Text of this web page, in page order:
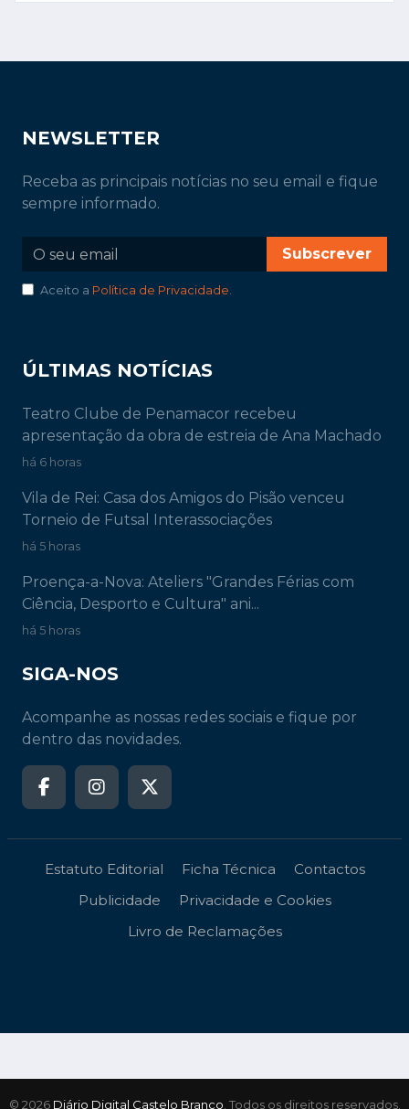
NEWSLETTER
Receba as principais notícias no seu email e fique
sempre informado.
Subscrever
Aceito a Política de Privacidade.
ÚLTIMAS NOTÍCIAS
Teatro Clube de Penamacor recebeu
apresentação da obra de estreia de Ana Machado
há 6 horas
Vila de Rei: Casa dos Amigos do Pisão venceu
Torneio de Futsal Interassociações
há 5 horas
Proença-a-Nova: Ateliers "Grandes Férias com
Ciência, Desporto e Cultura" ani...
há 5 horas
SIGA-NOS
Acompanhe as nossas redes sociais e fique por
dentro das novidades.
Estatuto Editorial Ficha Técnica
Contactos
Publicidade
Privacidade e Cookies
Livro de Reclamações
© 2026 Diário Digital Castelo Branco. Todos os direitos reservados.